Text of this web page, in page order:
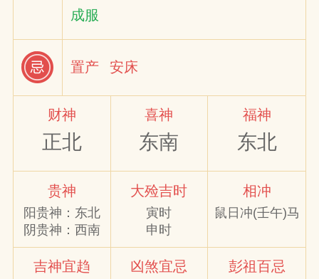
成服
置产 安床
财神
正北
喜神
东南
福神
东北
贵神
阳贵神：东北
阴贵神：西南
大殓吉时
寅时
申时
相冲
鼠日冲(壬午)马
吉神宜趋 凶煞宜忌 彭祖百忌